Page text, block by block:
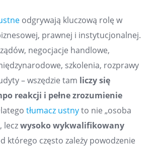
odgrywają kluczową rolę w
prawnej i instytucjonalnej.
negocjacje handlowe,
szkolenia, rozprawy
– wszędzie tam liczy się
reakcji i pełne zrozumienie
tłumacz ustnyto nie „osoba
leczwysoko wykwalifikowany
którego często zależy powodzenie